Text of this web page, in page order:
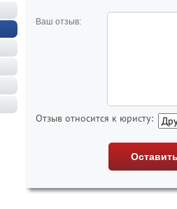
Ваш отзыв:
Отзыв относится к юристу: